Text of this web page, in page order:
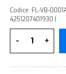
Codice: FL-VB-
4251207401930 |
- +